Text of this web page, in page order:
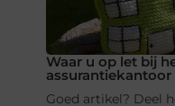
Waar u op let bij
Goed artikel? Deel